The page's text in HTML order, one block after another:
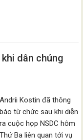
dân chúng
Andrii Kostin đã thông
báo từ chức sau khi diễn
ra cuộc họp NSDC hôm
Thứ Ba liên quan tới vụ